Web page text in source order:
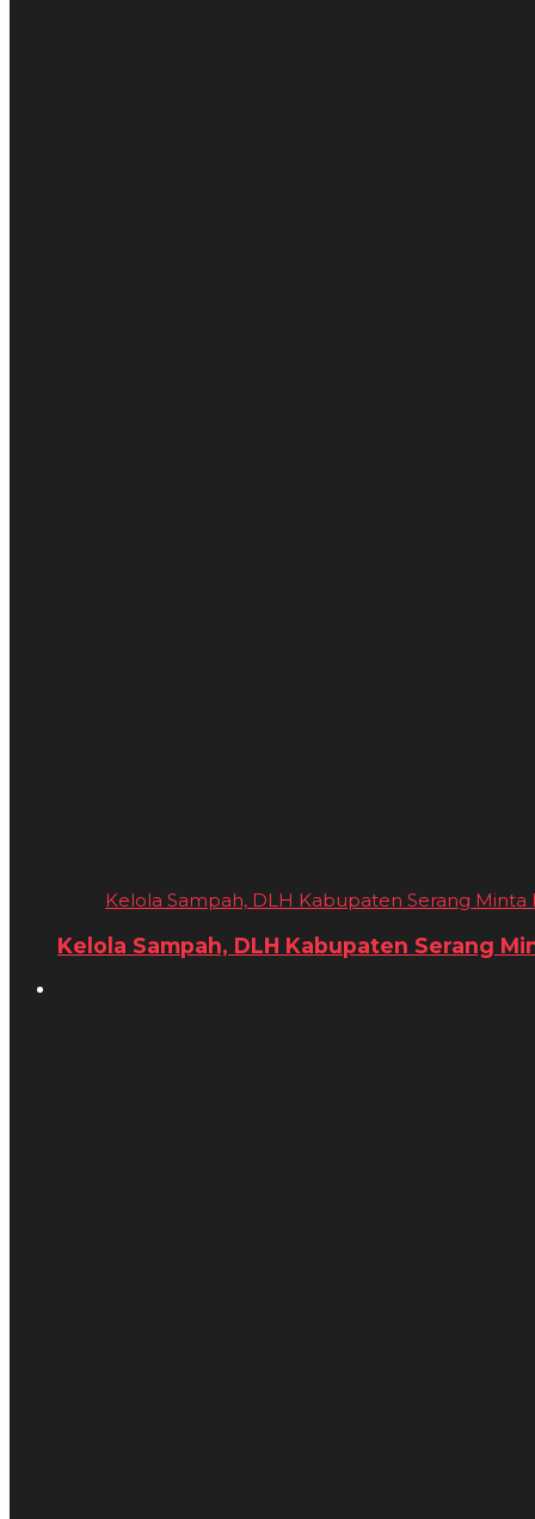
Kelola Sampah, DLH Kabupaten Serang Minta
Kelola Sampah, DLH Kabupaten Serang